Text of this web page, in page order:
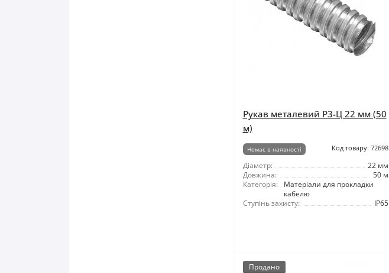
Рукав металевий Р3-Ц 22 мм (50
м)
Немає в наявності Код товару: 72698
Діаметр:
22 мм
Довжина:
50 м
Категорія:
Матеріали для прокладки
кабелю
Ступінь захисту:
IP65
Продано